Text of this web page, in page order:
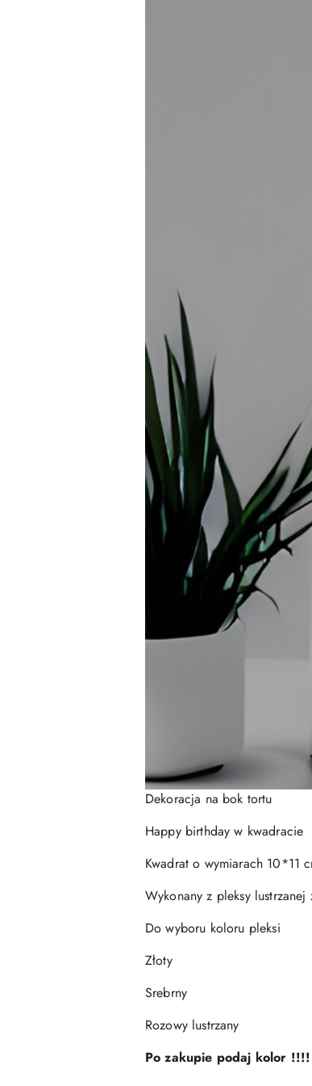
Dekoracja na bok tortu
Happy birthday w kwadracie
Kwadrat o wymiarach 10*11
Wykonany z pleksy lustrzanej
Do wyboru koloru pleksi
Złoty
Srebrny
Rozowy lustrzany
Po zakupie podaj kolor !!!!